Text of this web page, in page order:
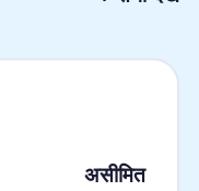
असीमित